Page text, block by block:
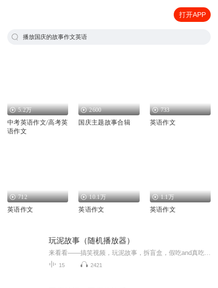
打开APP
播放国庆的故事作文英语
5.2万
中考英语作文/高考英
语作文
2600
国庆主题故事合辑
733
英语作文
712
英语作文
10.1万
英语作文
1.1万
英语作文
玩泥故事（随机播放器）
15 2421